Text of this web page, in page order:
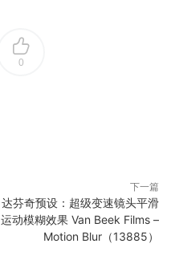
0
下一篇
达芬奇预设：超级变速镜头平滑
运动模糊效果 Van Beek Films –
Motion Blur（13885）